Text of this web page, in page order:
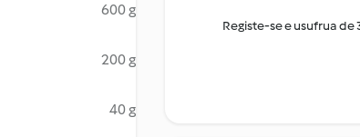
600 g
200 g
40 g
Registe-se e usufrua